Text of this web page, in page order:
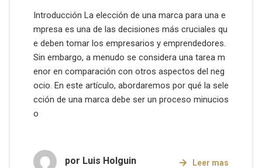
Introducción La elección de una marca para una e
mpresa es una de las decisiones más cruciales qu
e deben tomar los empresarios y emprendedores.
Sin embargo, a menudo se considera una tarea m
enor en comparación con otros aspectos del neg
ocio. En este artículo, abordaremos por qué la sele
cción de una marca debe ser un proceso minucios
o
por Luis Holguin Leer mas